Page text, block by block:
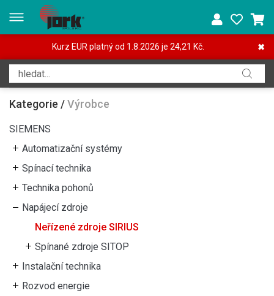
✖
Kurz EUR platný od 1.8.2026 je 24,21 Kč.
Kategorie /Výrobce
SIEMENS
Automatizační systémy
Spínací technika
Technika pohonů
Napájecí zdroje
Neřízené zdroje SIRIUS
Spínané zdroje SITOP
Instalační technika
Rozvod energie